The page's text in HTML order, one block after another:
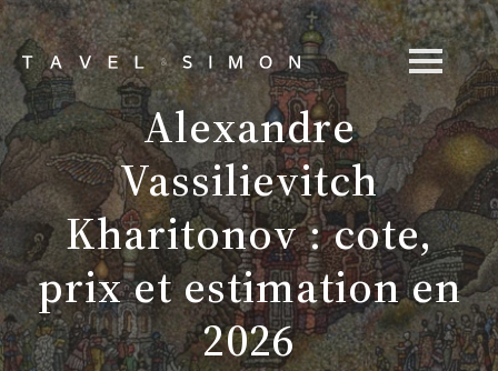
Alexandre
Vassilievitch
Kharitonov : cote,
prix et estimation en
2026